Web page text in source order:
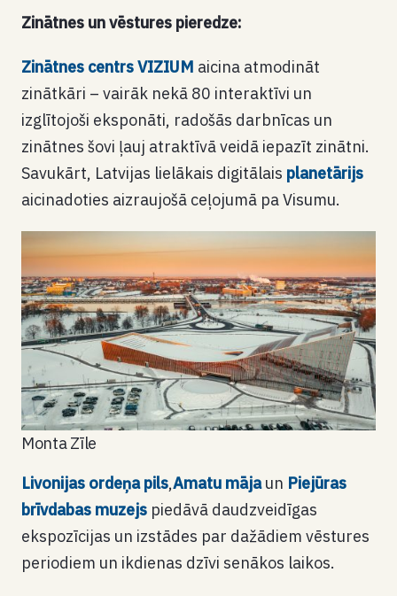
Zinātnes un vēstures pieredze:
Zinātnes centrs VIZIUM aicina atmodināt
zinātkāri – vairāk nekā 80 interaktīvi un
izglītojoši eksponāti, radošās darbnīcas un
zinātnes šovi ļauj atraktīvā veidā iepazīt zinātni.
Savukārt, Latvijas lielākais digitālais planetārijs
aicinadoties aizraujošā ceļojumā pa Visumu.
Monta Zīle
Livonijas ordeņa pils,Amatu māja un Piejūras
brīvdabas muzejs piedāvā daudzveidīgas
ekspozīcijas un izstādes par dažādiem vēstures
periodiem un ikdienas dzīvi senākos laikos.